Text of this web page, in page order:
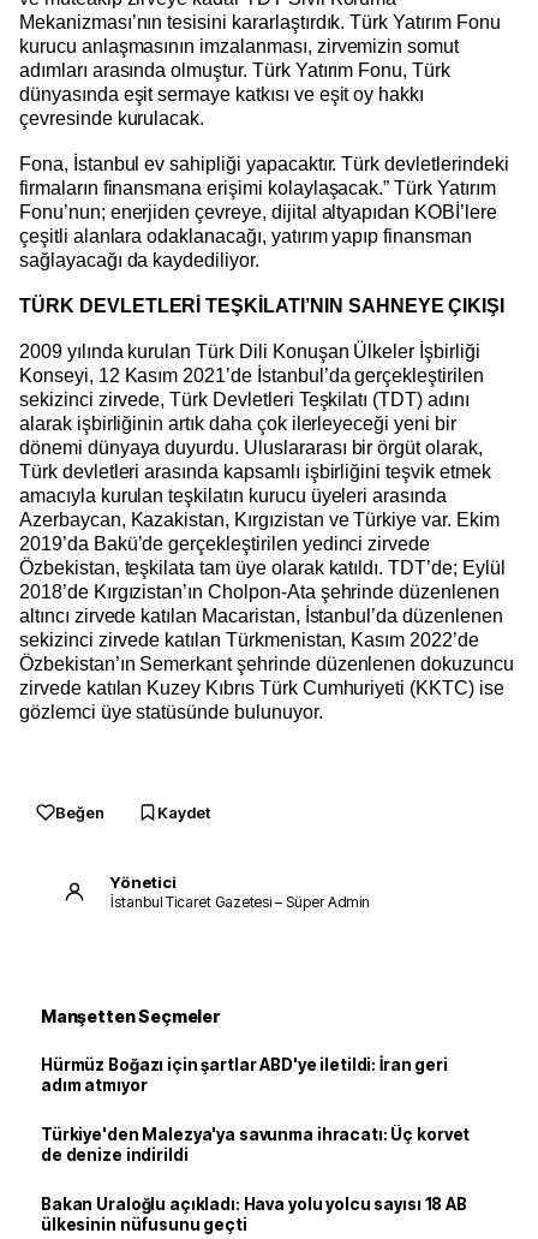
Mekanizması’nın tesisini kararlaştırdık. Türk Yatırım Fonu
kurucu anlaşmasının imzalanması, zirvemizin somut
adımları arasında olmuştur. Türk Yatırım Fonu, Türk
dünyasında eşit sermaye katkısı ve eşit oy hakkı
çevresinde kurulacak.
Fona, İstanbul ev sahipliği yapacaktır. Türk devletlerindeki
firmaların finansmana erişimi kolaylaşacak.” Türk Yatırım
Fonu’nun; enerjiden çevreye, dijital altyapıdan KOBİ’lere
çeşitli alanlara odaklanacağı, yatırım yapıp finansman
sağlayacağı da kaydediliyor.
TÜRK DEVLETLERİ TEŞKİLATI’NIN SAHNEYE ÇIKIŞI
2009 yılında kurulan Türk Dili Konuşan Ülkeler İşbirliği
Konseyi, 12 Kasım 2021’de İstanbul’da gerçekleştirilen
sekizinci zirvede, Türk Devletleri Teşkilatı (TDT) adını
alarak işbirliğinin artık daha çok ilerleyeceği yeni bir
dönemi dünyaya duyurdu. Uluslararası bir örgüt olarak,
Türk devletleri arasında kapsamlı işbirliğini teşvik etmek
amacıyla kurulan teşkilatın kurucu üyeleri arasında
Azerbaycan, Kazakistan, Kırgızistan ve Türkiye var. Ekim
2019’da Bakü’de gerçekleştirilen yedinci zirvede
Özbekistan, teşkilata tam üye olarak katıldı. TDT’de; Eylül
2018’de Kırgızistan’ın Cholpon-Ata şehrinde düzenlenen
altıncı zirvede katılan Macaristan, İstanbul’da düzenlenen
sekizinci zirvede katılan Türkmenistan, Kasım 2022’de
Özbekistan’ın Semerkant şehrinde düzenlenen dokuzuncu
zirvede katılan Kuzey Kıbrıs Türk Cumhuriyeti (KKTC) ise
gözlemci üye statüsünde bulunuyor.
Beğen Kaydet
Yönetici
İstanbul Ticaret Gazetesi – Süper Admin
Manşetten Seçmeler
Hürmüz Boğazı için şartlar ABD'ye iletildi: İran geri
adım atmıyor
Türkiye'den Malezya'ya savunma ihracatı: Üç korvet
de denize indirildi
Bakan Uraloğlu açıkladı: Hava yolu yolcu sayısı 18 AB
ülkesinin nüfusunu geçti